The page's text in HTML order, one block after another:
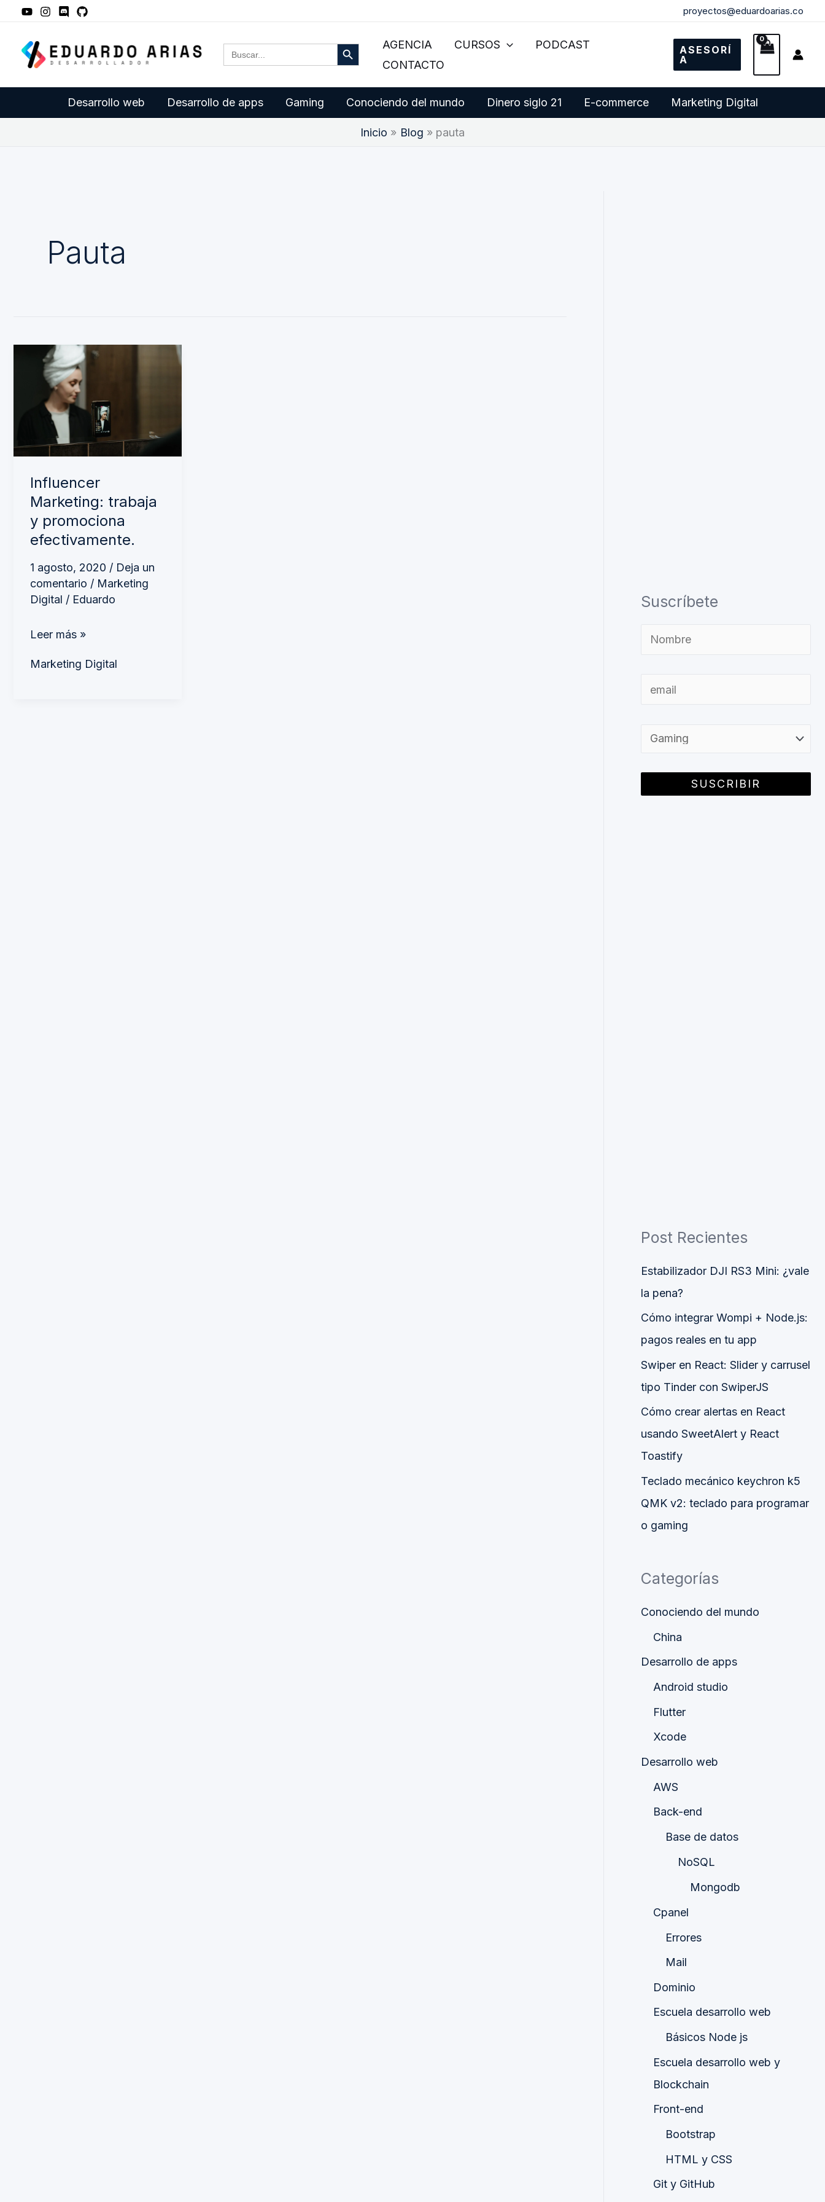
contenido
proyectos@eduardoarias.co
Buscar: Botón de búsquedaAGENCIA CURSOS
PODCAST
CONTACTO
ASESORÍ
A
Desarrollo web Desarrollo de apps Gaming Conociendo del mundo Dinero siglo 21 E-commerce Marketing Digital
Inicio Blog pauta
Pauta
Influencer
Marketing: trabaja
y promociona
efectivamente.
1 agosto, 2020 / Deja un
comentario / Marketing
Digital / Eduardo
Influencer
Marketing:
trabaja
promociona
efectivamente.
Leer más »
Marketing Digital
Suscríbete
Post Recientes
Estabilizador DJI RS3 Mini: ¿vale
la pena?
Cómo integrar Wompi + Node.js:
pagos reales en tu app
Swiper en React: Slider y carrusel
tipo Tinder con SwiperJS
Cómo crear alertas en React
usando SweetAlert y React
Toastify
Teclado mecánico keychron k5
QMK v2: teclado para programar
o gaming
Categorías
Conociendo del mundo
China
Desarrollo de apps
Android studio
Flutter
Xcode
Desarrollo web
AWS
Back-end
Base de datos
NoSQL
Mongodb
Cpanel
Errores
Mail
Dominio
Escuela desarrollo web
Básicos Node js
Escuela desarrollo web y
Blockchain
Front-end
Bootstrap
HTML y CSS
Git y GitHub